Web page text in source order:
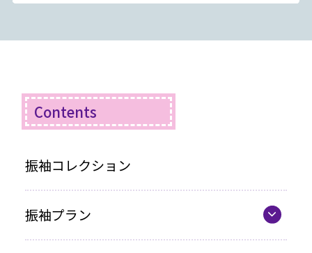
Contents
振袖コレクション
振袖プラン